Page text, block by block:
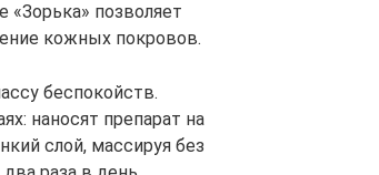
позволяет
кожных покровов.
беспокойств.
наносят препарат на
слой, массируя без